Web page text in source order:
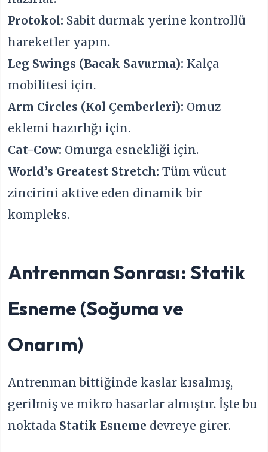
Protokol: Sabit durmak yerine kontrollü
hareketler yapın.
Leg Swings (Bacak Savurma): Kalça
mobilitesi için.
Arm Circles (Kol Çemberleri): Omuz
eklemi hazırlığı için.
Cat-Cow: Omurga esnekliği için.
World’s Greatest Stretch: Tüm vücut
zincirini aktive eden dinamik bir
kompleks.
Antrenman Sonrası: Statik
Esneme (Soğuma ve
Onarım)
Antrenman bittiğinde kaslar kısalmış,
gerilmiş ve mikro hasarlar almıştır. İşte bu
noktada Statik Esneme devreye girer.